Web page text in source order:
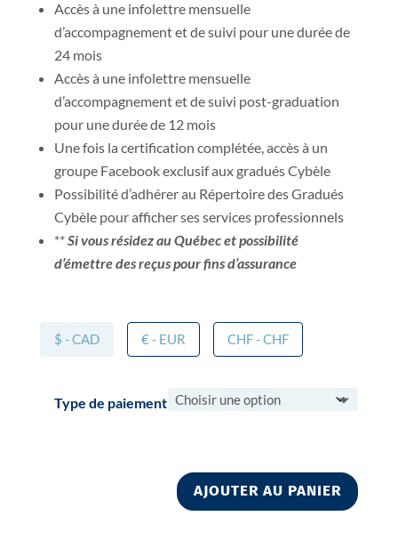
Accès à une infolettre mensuelle
d’accompagnement et de suivi pour une durée de
24 mois
Accès à une infolettre mensuelle
d’accompagnement et de suivi post-graduation
pour une durée de 12 mois
Une fois la certification complétée, accès à un
groupe Facebook exclusif aux gradués Cybèle
Possibilité d’adhérer au Répertoire des Gradués
Cybèle pour afficher ses services professionnels
**Si vous résidez au Québec et possibilité
d’émettre des reçus pour fins d’assurance
$ - CAD € - EUR CHF - CHF
Type de paiement
AJOUTER AU PANIER